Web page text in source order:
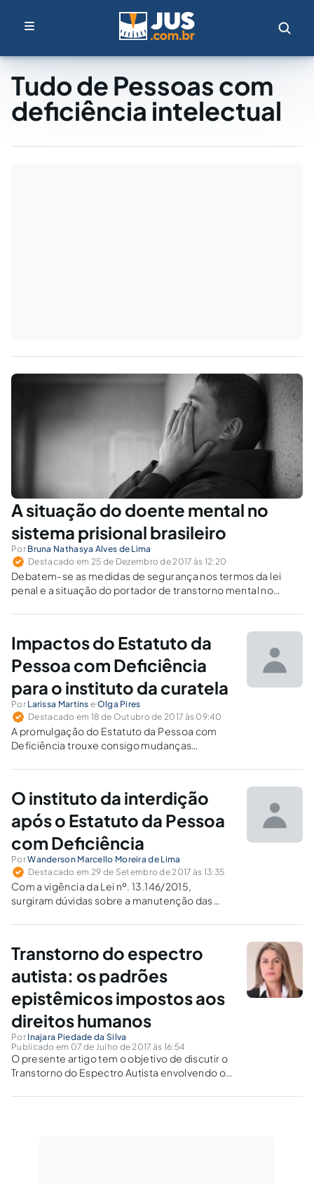
Tudo de Pessoas com
deficiência intelectual
A situação do doente mental no
sistema prisional brasileiro
Por Bruna Nathasya Alves de Lima
Destacado em 25 de Dezembro de 2017 às 12:20
Debatem-se as medidas de segurança nos termos da lei
penal e a situação do portador de transtorno mental no
Impactos do Estatuto da
Pessoa com Deficiência
para o instituto da curatela
Por Larissa Martins e Olga Pires
Destacado em 18 de Outubro de 2017 às 09:40
A promulgação do Estatuto da Pessoa com
Deficiência trouxe consigo mudanças
incapacidade, e com isso, ressignificou o
O instituto da interdição
após o Estatuto da Pessoa
com Deficiência
PorWanderson Marcello Moreira de Lima
Destacado em 29 de Setembro de 2017 às 13:35
Com a vigência da Lei nº. 13.146/2015,
surgiram dúvidas sobre a manutenção das
Lei desatrelou os conceitos de incapacidade
contemplados como ideias autônomas e
independentes, e extinguiu o instituto da
Interdição. Assim, estariam as interdições
suspensas de forma automática?
Transtorno do espectro
autista: os padrões
epistêmicos impostos aos
direitos humanos
Por Inajara Piedade da Silva
Publicado em 07 de Julho de 2017 às 16:54
O presente artigo tem o objetivo de discutir o
Transtorno do Espectro Autista envolvendo o
ajudar a entender as pessoas com deficiência.